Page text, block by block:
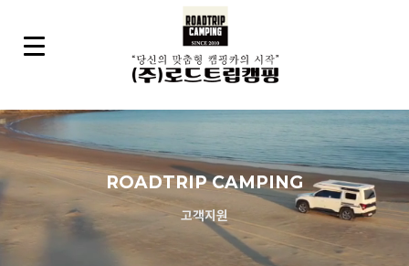
ROADTRIP CAMPING
고객지원